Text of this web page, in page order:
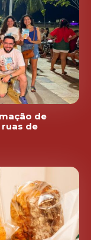
de
de